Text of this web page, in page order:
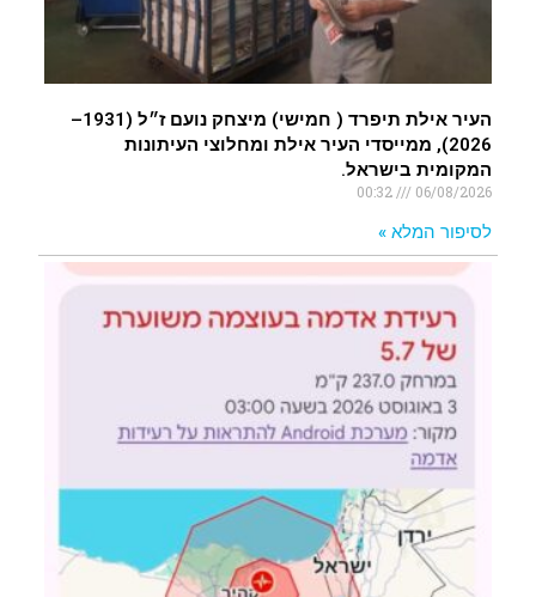
העיר אילת תיפרד ( חמישי) מיצחק נועם ז״ל (1931–
2026), ממייסדי העיר אילת ומחלוצי העיתונות
המקומית בישראל.
06/08/2026
00:32
לסיפור המלא »